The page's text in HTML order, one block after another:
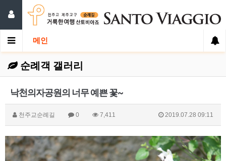
메인
순례객 갤러리
낙천의자공원의 너무 예쁜 꽃~
천주교순례길 0 7,411 2019.07.28 09:11